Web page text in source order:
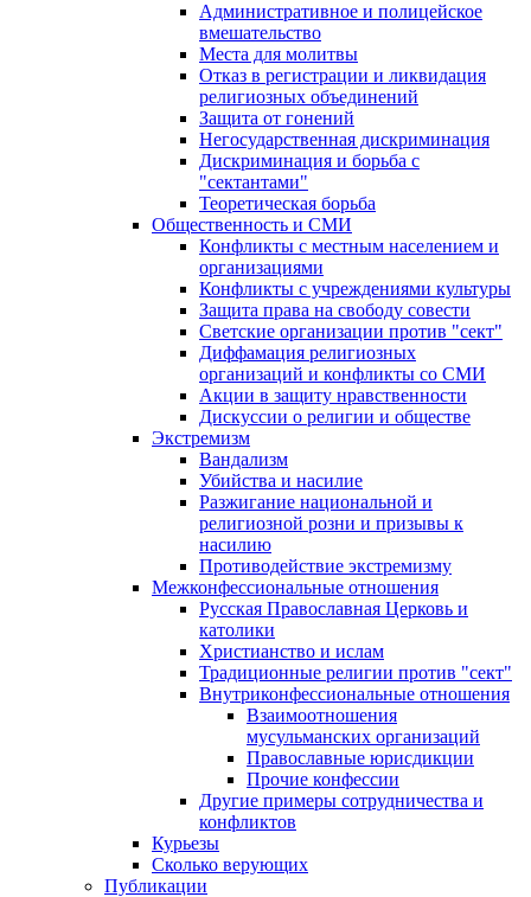
Административное и полицейское
вмешательство
Места для молитвы
Отказ в регистрации и ликвидация
религиозных объединений
Защита от гонений
Негосударственная дискриминация
Дискриминация и борьба с
"сектантами"
Теоретическая борьба
Общественность и СМИ
Конфликты с местным населением и
организациями
Конфликты с учреждениями культуры
Защита права на свободу совести
Светские организации против "сект"
Диффамация религиозных
организаций и конфликты со СМИ
Акции в защиту нравственности
Дискуссии о религии и обществе
Экстремизм
Вандализм
Убийства и насилие
Разжигание национальной и
религиозной розни и призывы к
насилию
Противодействие экстремизму
Межконфессиональные отношения
Русская Православная Церковь и
католики
Христианство и ислам
Традиционные религии против "сект"
Внутриконфессиональные отношения
Взаимоотношения
мусульманских организаций
Православные юрисдикции
Прочие конфессии
Другие примеры сотрудничества и
конфликтов
Курьезы
Сколько верующих
Публикации